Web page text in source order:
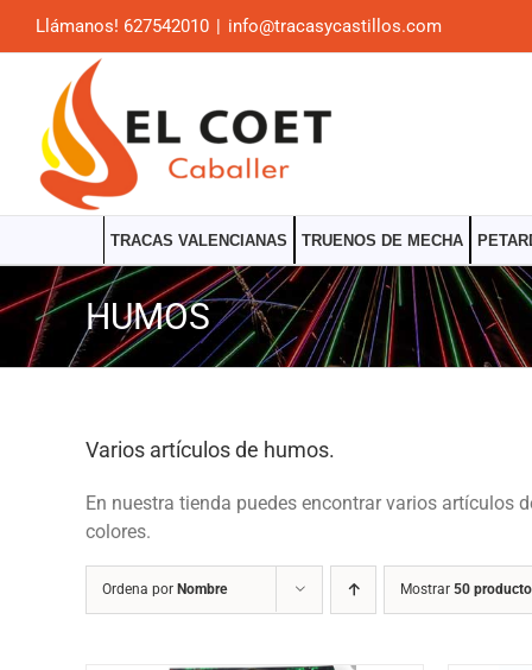
Saltar
contenido
Llámanos! 627542010 | info@tracasycastillos.com
TRACAS VALENCIANAS TRUENOS DE MECHA
HUMOS
Varios artículos de humos.
En nuestra tienda puedes encontrar varios artículos
colores.
Ordena por Nombre Mostrar 50